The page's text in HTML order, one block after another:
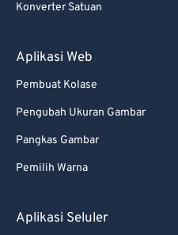
Konverter Satuan
Aplikasi Web
Pembuat Kolase
Pengubah Ukuran Gambar
Pangkas Gambar
Pemilih Warna
Aplikasi Seluler